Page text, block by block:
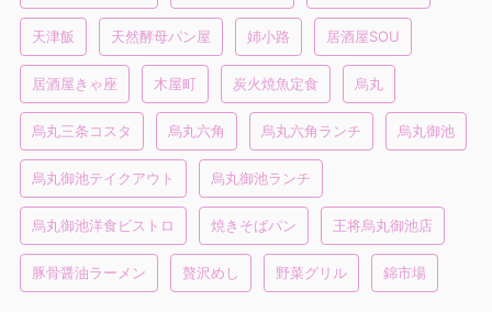
天津飯 天然酵母パン屋 姉小路 居酒屋SOU
居酒屋きゃ座 木屋町 炭火焼魚定食 烏丸
烏丸三条コスタ 烏丸六角 烏丸六角ランチ 烏丸御池
烏丸御池テイクアウト 烏丸御池ランチ
烏丸御池洋食ビストロ 焼きそばパン 王将烏丸御池店
豚骨醤油ラーメン 贅沢めし 野菜グリル 錦市場